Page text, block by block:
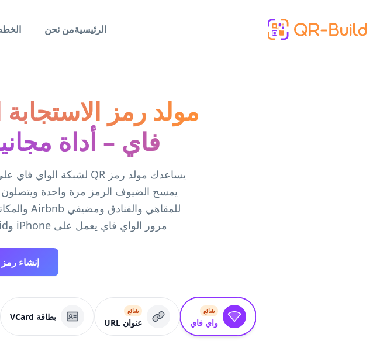
الرئيسيةمن نحن
مولد رمز
فاي – أداة
يمسح الضيوف الرمز مرة واحدة
مرور الواي فاي يعمل على iPhone وAndroid وغيرها من الهواتف الذكية الحديثة.
إنشاء رمز QR مجاني
شائع
واي فاي
شائع
عنوان URL
بطاقة VCard